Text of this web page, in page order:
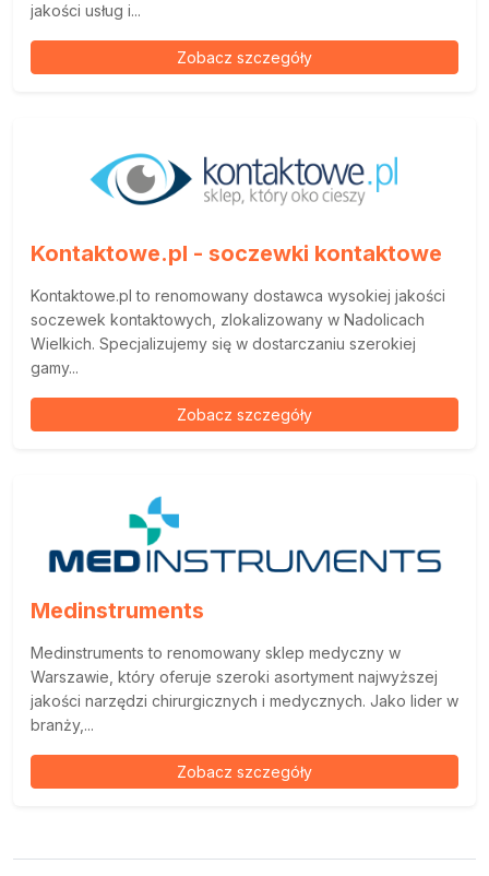
jakości usług i...
Zobacz szczegóły
Kontaktowe.pl - soczewki kontaktowe
Kontaktowe.pl to renomowany dostawca wysokiej jakości
soczewek kontaktowych, zlokalizowany w Nadolicach
Wielkich. Specjalizujemy się w dostarczaniu szerokiej
gamy...
Zobacz szczegóły
Medinstruments
Medinstruments to renomowany sklep medyczny w
Warszawie, który oferuje szeroki asortyment najwyższej
jakości narzędzi chirurgicznych i medycznych. Jako lider w
branży,...
Zobacz szczegóły